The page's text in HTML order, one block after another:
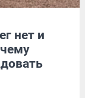
нет и